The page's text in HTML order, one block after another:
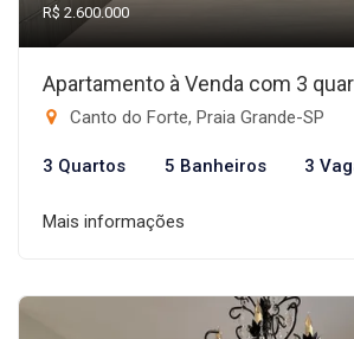
R$ 2.600.000
Apartamento à Venda com 3
Canto do Forte, Praia Grande-SP
3 Quartos 5 Banheiros 3
Mais informações